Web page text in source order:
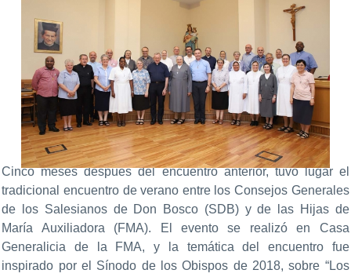
Cinco meses después del encuentro anterior, tuvo lugar el
tradicional encuentro de verano entre los Consejos Generales
de los Salesianos de Don Bosco (SDB) y de las Hijas de
María Auxiliadora (FMA). El evento se realizó en Casa
Generalicia de la FMA, y la temática del encuentro fue
inspirado por el Sínodo de los Obispos de 2018, sobre “Los